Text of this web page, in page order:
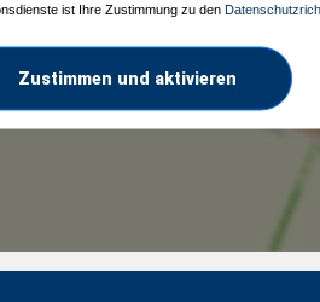
ist Ihre Zustimmung zu den
Zustimmen und aktivieren